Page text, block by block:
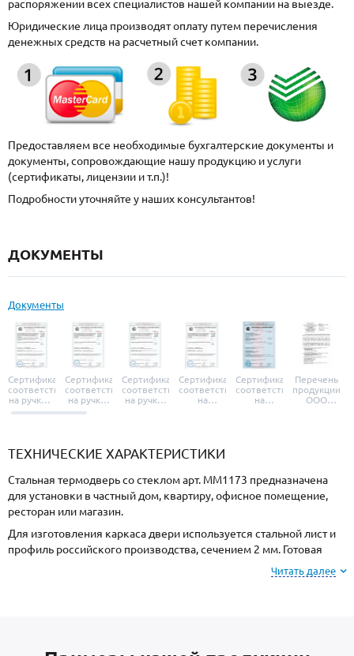
распоряжении всех специалистов нашей компании на выезде.
Юридические лица производят оплату путем перечисления
денежных средств на расчетный счет компании.
Предоставляем все необходимые бухгалтерские документы и
документы, сопровождающие нашу продукцию и услуги
(сертификаты, лицензии и т.п.)!
Подробности уточняйте у наших консультантов!
ДОКУМЕНТЫ
Документы
Сертификат
соответствия
на ручки и
броненакладки
Сертификат
соответствия
на ручки-
защелки
Сертификат
соответствия
на ручки-
Сертификат
соответствия
на
Сертификат
соответствия
на
Перечень
продукции
ООО
ТЕХНИЧЕСКИЕ ХАРАКТЕРИСТИКИ
Стальная термодверь со стеклом арт. ММ1173 предназначена
для установки в частный дом, квартиру, офисное помещение,
ресторан или магазин.
Для изготовления каркаса двери используется стальной лист и
профиль российского производства, сечением 2 мм. Готовая
конструкция имеет необходимую жесткость и надежность.
Читать далее